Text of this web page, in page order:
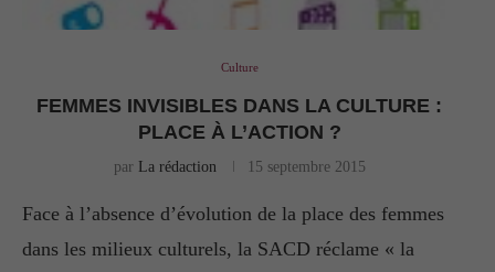
Culture
FEMMES INVISIBLES DANS LA CULTURE :
PLACE À L’ACTION ?
par La rédaction 15 septembre 2015
Face à l’absence d’évolution de la place des femmes
dans les milieux culturels, la SACD réclame « la